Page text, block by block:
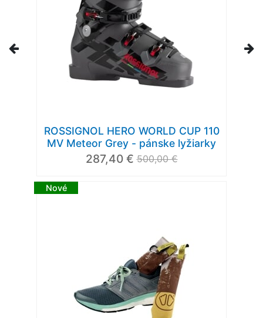
ROSSIGNOL HERO WORLD CUP 110
MV Meteor Grey - pánske lyžiarky
287,40 € 500,00 €
Nové